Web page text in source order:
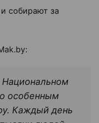
собирают за
особенным
Каждый день